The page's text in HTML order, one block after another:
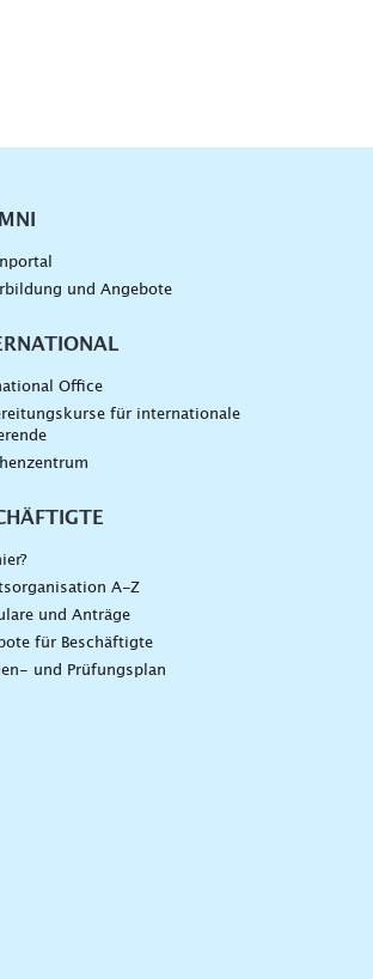
und Angebote
Office
für internationale
A-Z
und Anträge
für Beschäftigte
und Prüfungsplan